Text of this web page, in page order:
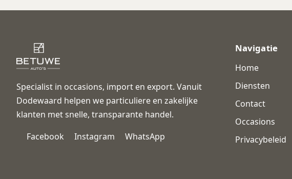
Specialist in occasions, import en export. Vanuit
Dodewaard helpen we particuliere en zakelijke
klanten met snelle, transparante handel.
Facebook
Instagram WhatsApp
Navigatie
Home
Diensten
Contact
Occasions
Privacybeleid